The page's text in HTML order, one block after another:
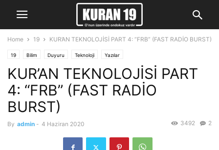
Home 19 KUR’AN TEKNOLOJİSİ PART 4: “FRB” (FAST RADİO BURST)
19 Bilim Duyuru Teknoloji Yazılar
KUR’AN TEKNOLOJİSİ PART
4: “FRB” (FAST RADİO
BURST)
By admin - 4 Haziran 2020 2
3492